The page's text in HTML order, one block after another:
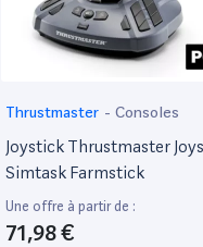
Thrustmaster - Consoles
Joystick Thrustmaster
Simtask Farmstick
Une offre à partir de :
71,98 €